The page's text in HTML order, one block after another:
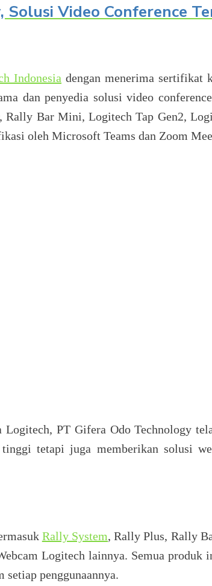
Video Conference
Indonesia dengan menerima sertifikat
dan penyedia solusi video
Rally Bar Mini, Logitech Tap Gen2,
oleh Microsoft Teams dan Zoom
PT Gifera Odo Technology
tetapi juga memberikan solusi
Rally System, Rally Plus, Rally
Logitech lainnya. Semua produk
penggunaannya.